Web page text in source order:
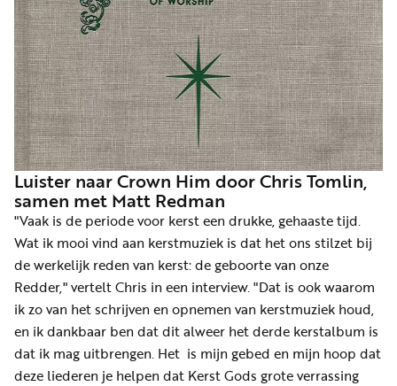
Luister naar Crown Him door Chris Tomlin,
samen met Matt Redman
"Vaak is de periode voor kerst een drukke, gehaaste tijd.
Wat ik mooi vind aan kerstmuziek is dat het ons stilzet bij
de werkelijk reden van kerst: de geboorte van onze
Redder," vertelt Chris in een interview. "Dat is ook waarom
ik zo van het schrijven en opnemen van kerstmuziek houd,
en ik dankbaar ben dat dit alweer het derde kerstalbum is
dat ik mag uitbrengen. Het is mijn gebed en mijn hoop dat
deze liederen je helpen dat Kerst Gods grote verrassing